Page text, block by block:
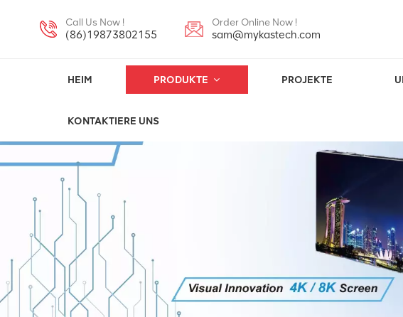
Call Us Now !
(86)19873802155
Order Online Now !
sam@mykastech.com
HEIM PRODUKTE PROJEKTE
KONTAKTIERE UNS